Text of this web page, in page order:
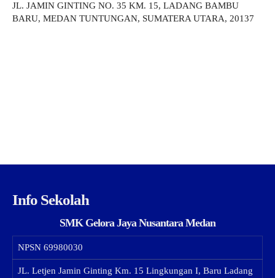
JL. JAMIN GINTING NO. 35 KM. 15, LADANG BAMBU
BARU, MEDAN TUNTUNGAN, SUMATERA UTARA, 20137
Info Sekolah
SMK Gelora Jaya Nusantara Medan
NPSN 69980030
JL. Letjen Jamin Ginting Km. 15 Lingkungan I, Baru Ladang